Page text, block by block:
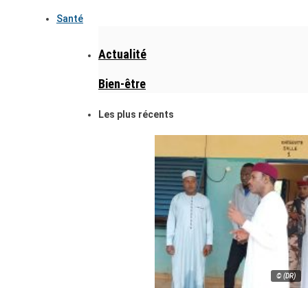
Santé
Actualité
Bien-être
Les plus récents
© (DR)